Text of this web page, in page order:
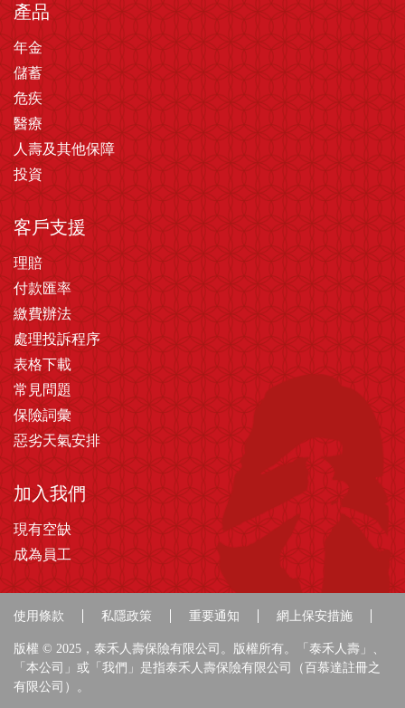
產品
年金
儲蓄
危疾
醫療
人壽及其他保障
投資
客戶支援
理賠
付款匯率
繳費辦法
處理投訴程序
表格下載
常見問題
保險詞彙
惡劣天氣安排
加入我們
現有空缺
成為員工
使用條款 私隱政策 重要通知 網上保安措施
版權 © 2025，泰禾人壽保險有限公司。版權所有。「泰禾人壽」、
「本公司」或「我們」是指泰禾人壽保險有限公司（百慕達註冊之
有限公司）。